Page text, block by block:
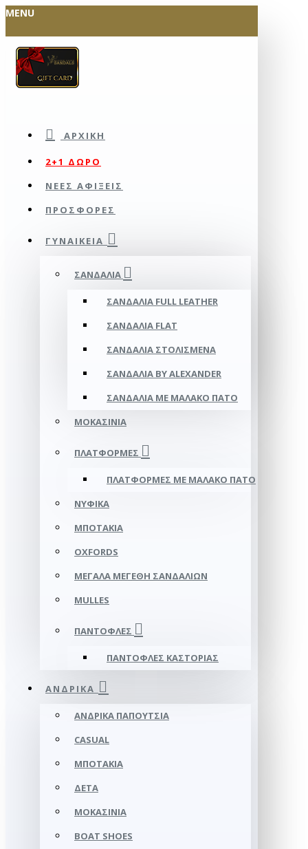
MENU
ΑΡΧΙΚΉ
2+1 ΔΩΡΟ
ΝΕΕΣ ΑΦΙΞΕΙΣ
ΠΡΟΣΦΟΡΕΣ
ΓΥΝΑΙΚΕΊΑ
ΣΑΝΔΆΛΙΑ
ΣΑΝΔΆΛΙΑ FULL LEATHER
ΣΑΝΔΆΛΙΑ FLAT
ΣΑΝΔΆΛΙΑ ΣΤΟΛΙΣΜΈΝΑ
ΣΑΝΔΆΛΙΑ BY ALEXANDER
ΣΑΝΔΆΛΙΑ ΜΕ ΜΑΛΑΚΌ ΠΆΤΟ
ΜΟΚΑΣΊΝΙΑ
ΠΛΑΤΦΌΡΜΕΣ
ΠΛΑΤΦΟΡΜΕΣ ΜΕ ΜΑΛΑΚΟ ΠΑΤΟ
ΝΥΦΙΚΆ
ΜΠΟΤΆΚΙΑ
OXFORDS
ΜΕΓΆΛΑ ΜΕΓΈΘΗ ΣΑΝΔΑΛΙΏΝ
MULLES
ΠΑΝΤΌΦΛΕΣ
ΠΑΝΤΌΦΛΕΣ ΚΑΣΤΟΡΙΆΣ
ΑΝΔΡΙΚΆ
ΑΝΔΡΙΚΆ ΠΑΠΟΎΤΣΙΑ
CASUAL
ΜΠΟΤΆΚΙΑ
ΔΕΤΆ
ΜΟΚΑΣΊΝΙΑ
BOAT SHOES